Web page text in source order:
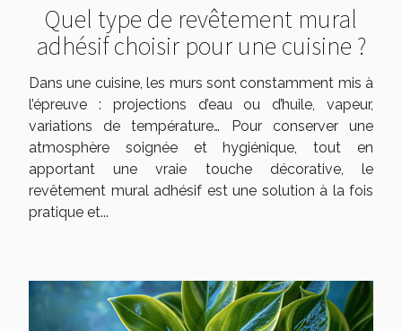
Quel type de revêtement mural
adhésif choisir pour une cuisine ?
Dans une cuisine, les murs sont constamment mis à
l’épreuve : projections d’eau ou d’huile, vapeur,
variations de température… Pour conserver une
atmosphère soignée et hygiénique, tout en
apportant une vraie touche décorative, le
revêtement mural adhésif est une solution à la fois
pratique et...